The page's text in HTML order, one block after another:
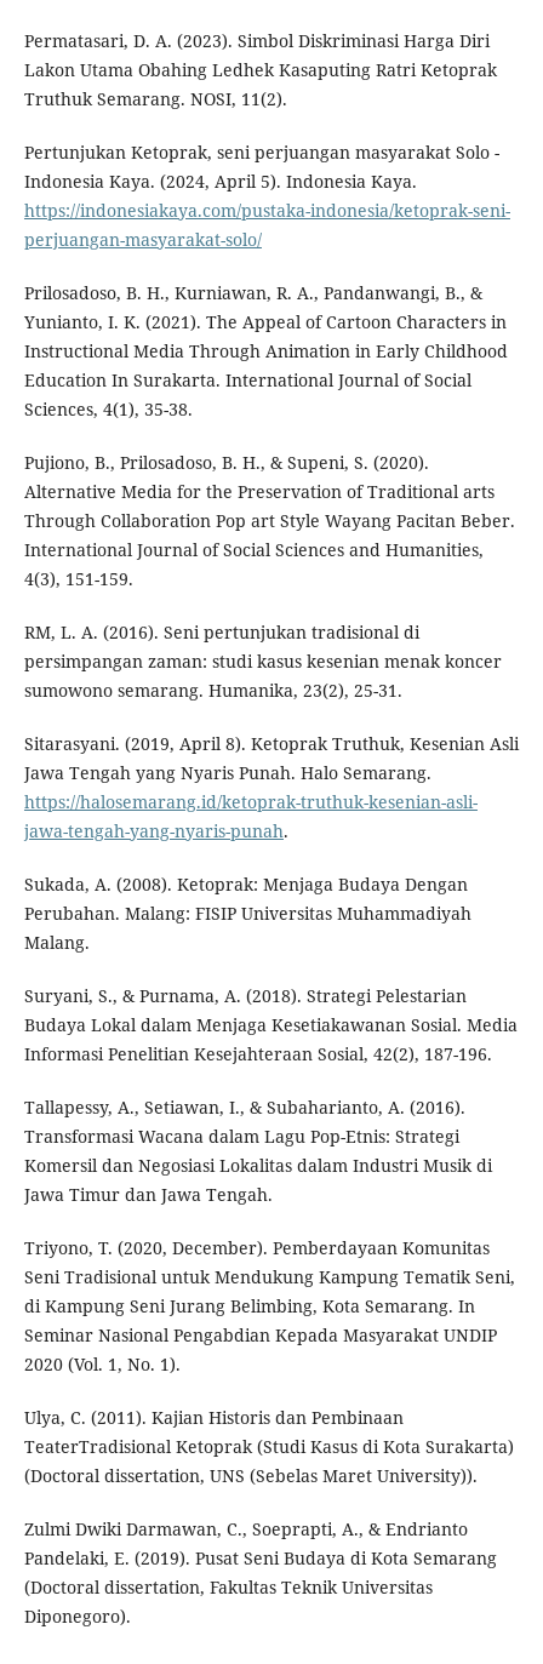
Permatasari, D. A. (2023). Simbol Diskriminasi Harga Diri
Lakon Utama Obahing Ledhek Kasaputing Ratri Ketoprak
Truthuk Semarang. NOSI, 11(2).
Pertunjukan Ketoprak, seni perjuangan masyarakat Solo -
Indonesia Kaya. (2024, April 5). Indonesia Kaya.
https://indonesiakaya.com/pustaka-indonesia/ketoprak-seni-
perjuangan-masyarakat-solo/
Prilosadoso, B. H., Kurniawan, R. A., Pandanwangi, B., &
Yunianto, I. K. (2021). The Appeal of Cartoon Characters in
Instructional Media Through Animation in Early Childhood
Education In Surakarta. International Journal of Social
Sciences, 4(1), 35-38.
Pujiono, B., Prilosadoso, B. H., & Supeni, S. (2020).
Alternative Media for the Preservation of Traditional arts
Through Collaboration Pop art Style Wayang Pacitan Beber.
International Journal of Social Sciences and Humanities,
4(3), 151-159.
RM, L. A. (2016). Seni pertunjukan tradisional di
persimpangan zaman: studi kasus kesenian menak koncer
sumowono semarang. Humanika, 23(2), 25-31.
Sitarasyani. (2019, April 8). Ketoprak Truthuk, Kesenian Asli
Jawa Tengah yang Nyaris Punah. Halo Semarang.
https://halosemarang.id/ketoprak-truthuk-kesenian-asli-
jawa-tengah-yang-nyaris-punah.
Sukada, A. (2008). Ketoprak: Menjaga Budaya Dengan
Perubahan. Malang: FISIP Universitas Muhammadiyah
Malang.
Suryani, S., & Purnama, A. (2018). Strategi Pelestarian
Budaya Lokal dalam Menjaga Kesetiakawanan Sosial. Media
Informasi Penelitian Kesejahteraan Sosial, 42(2), 187-196.
Tallapessy, A., Setiawan, I., & Subaharianto, A. (2016).
Transformasi Wacana dalam Lagu Pop-Etnis: Strategi
Komersil dan Negosiasi Lokalitas dalam Industri Musik di
Jawa Timur dan Jawa Tengah.
Triyono, T. (2020, December). Pemberdayaan Komunitas
Seni Tradisional untuk Mendukung Kampung Tematik Seni,
di Kampung Seni Jurang Belimbing, Kota Semarang. In
Seminar Nasional Pengabdian Kepada Masyarakat UNDIP
2020 (Vol. 1, No. 1).
Ulya, C. (2011). Kajian Historis dan Pembinaan
TeaterTradisional Ketoprak (Studi Kasus di Kota Surakarta)
(Doctoral dissertation, UNS (Sebelas Maret University)).
Zulmi Dwiki Darmawan, C., Soeprapti, A., & Endrianto
Pandelaki, E. (2019). Pusat Seni Budaya di Kota Semarang
(Doctoral dissertation, Fakultas Teknik Universitas
Diponegoro).